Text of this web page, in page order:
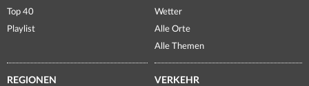
Top 40
Playlist
Wetter
Alle Orte
Alle Themen
REGIONEN VERKEHR